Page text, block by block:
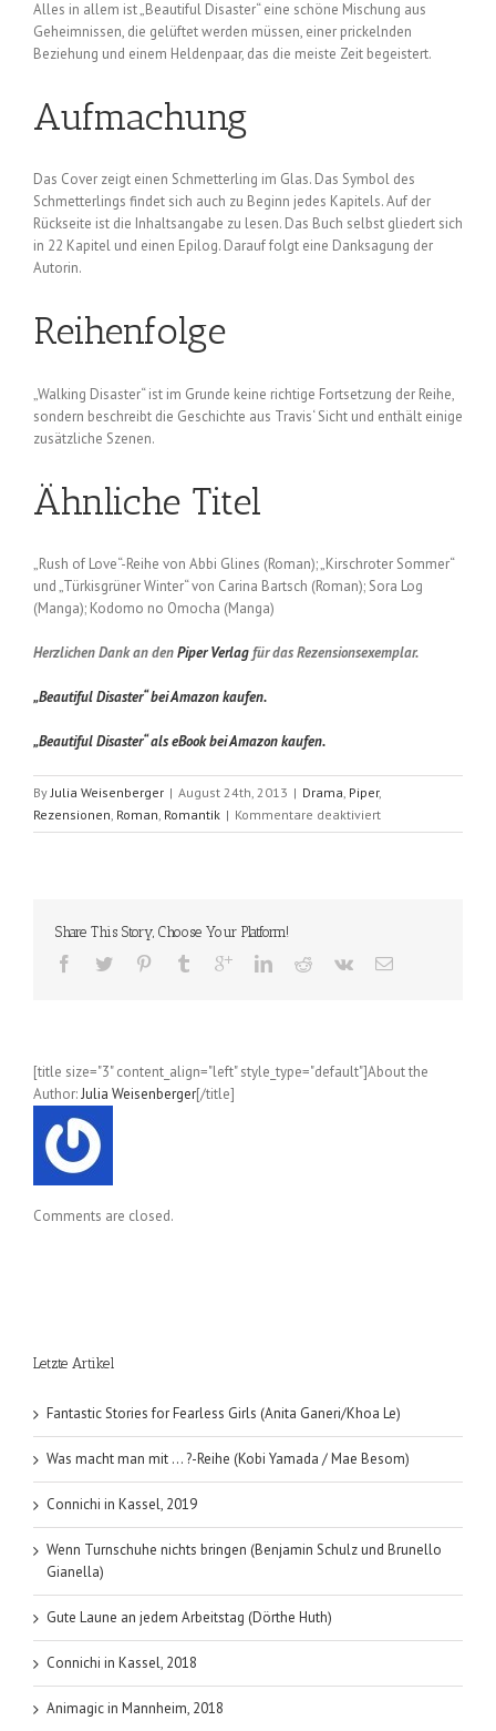
Alles in allem ist „Beautiful Disaster“ eine schöne Mischung aus
Geheimnissen, die gelüftet werden müssen, einer prickelnden
Beziehung und einem Heldenpaar, das die meiste Zeit begeistert.
Aufmachung
Das Cover zeigt einen Schmetterling im Glas. Das Symbol des
Schmetterlings findet sich auch zu Beginn jedes Kapitels. Auf der
Rückseite ist die Inhaltsangabe zu lesen. Das Buch selbst gliedert sich
in 22 Kapitel und einen Epilog. Darauf folgt eine Danksagung der
Autorin.
Reihenfolge
„Walking Disaster“ ist im Grunde keine richtige Fortsetzung der Reihe,
sondern beschreibt die Geschichte aus Travis‘ Sicht und enthält einige
zusätzliche Szenen.
Ähnliche Titel
„Rush of Love“-Reihe von Abbi Glines (Roman); „Kirschroter Sommer“
und „Türkisgrüner Winter“ von Carina Bartsch (Roman); Sora Log
(Manga); Kodomo no Omocha (Manga)
Herzlichen Dank an denPiper Verlagfür das Rezensionsexemplar.
„Beautiful Disaster“ bei Amazon kaufen.
„Beautiful Disaster“ als eBook bei Amazon kaufen.
ByJulia Weisenberger | August 24th, 2013 | Drama, Piper,
Rezensionen, Roman, Romantik | Kommentare deaktiviertfür
Beautiful
Share This Story, Choose Your Platform!
[title size="3" content_align="left" style_type="default"]About the
Author:Julia Weisenberger[/title]
Comments are closed.
Letzte Artikel
Fantastic Stories for Fearless Girls (Anita Ganeri/Khoa Le)
Was macht man mit … ?-Reihe (Kobi Yamada / Mae Besom)
Connichi in Kassel, 2019
Wenn Turnschuhe nichts bringen (Benjamin Schulz und Brunello
Gianella)
Gute Laune an jedem Arbeitstag (Dörthe Huth)
Connichi in Kassel, 2018
Animagic in Mannheim, 2018